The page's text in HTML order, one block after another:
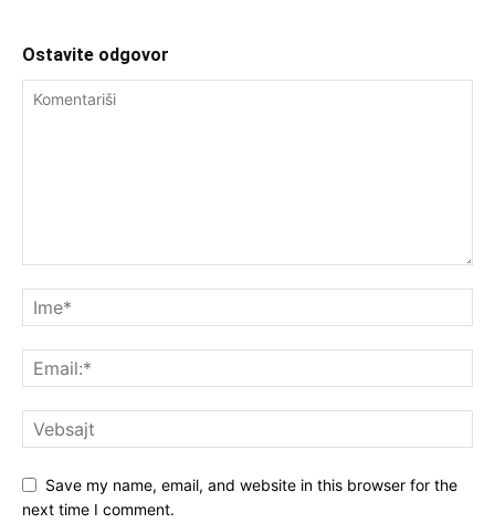
Ostavite odgovor
Save my name, email, and website in this browser for the
next time I comment.